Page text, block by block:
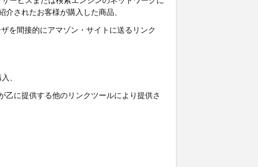
されたお客様が購入した商品、
を間接的にアマゾン・サイトに送るリンク
、
乙に提供する他のリンクツールにより提供さ